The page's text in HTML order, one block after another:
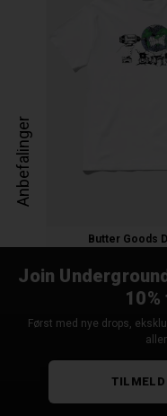
Anbefalinger
Butter Goods
Join
Først med nye drops,
TILMELD